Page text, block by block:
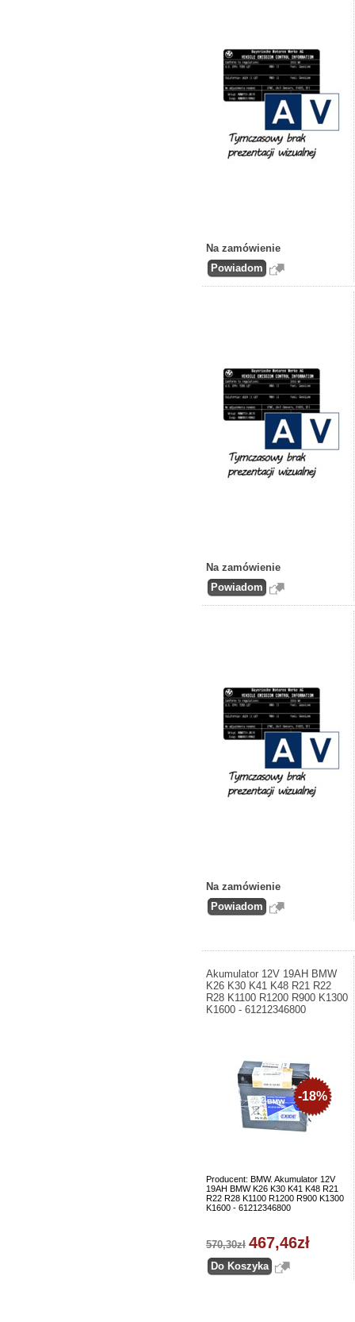
Na zamówienie
Na zamówienie
Na zamówienie
Akumulator 12V 19AH BMW
K26 K30 K41 K48 R21 R22
R28 K1100 R1200 R900 K1300
K1600 - 61212346800
Producent: BMW. Akumulator 12V
19AH BMW K26 K30 K41 K48 R21
R22 R28 K1100 R1200 R900 K1300
K1600 - 61212346800
-18%
570,30zł 467,46zł